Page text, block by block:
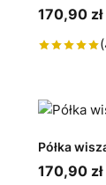
170,90 zł
Półka
170,90 zł